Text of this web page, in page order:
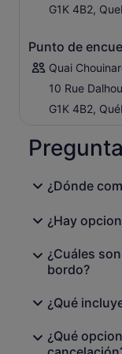
Aperitivo :
Opciones de
baby,
beicon,
carne,
frutas
salsa de
queso Le
espárragos
Cazuela
tomate y
sazonadas,
G1K 4B2,
Punto de
Quai
10 Rue
G1K 4B2,
¿Dónde
¿Hay
¿Cuáles
bordo?
¿Qué
¿Qué